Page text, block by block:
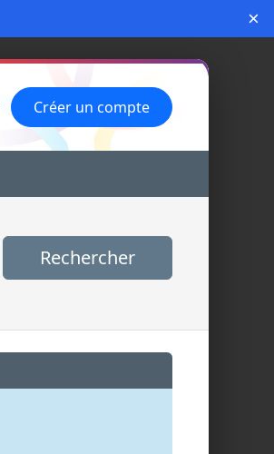
×
Créer un compte
Rechercher